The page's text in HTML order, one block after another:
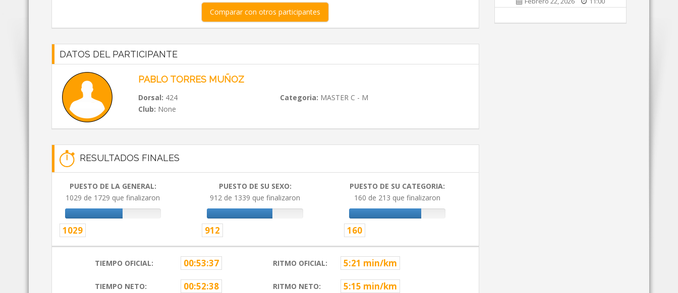
Comparar con otros participantes
DATOS DEL PARTICIPANTE
PABLO TORRES MUÑOZ
Dorsal: 424 Categoria: MASTER C - M
Club: None
RESULTADOS FINALES
PUESTO DE LA GENERAL:
1029 de 1729 que finalizaron
1029
PUESTO DE SU SEXO:
912 de 1339 que finalizaron
912
PUESTO DE SU CATEGORIA:
160 de 213 que finalizaron
160
TIEMPO OFICIAL: 00:53:37 RITMO OFICIAL: 5:21 min/km
TIEMPO NETO: 00:52:38 RITMO NETO: 5:15 min/km